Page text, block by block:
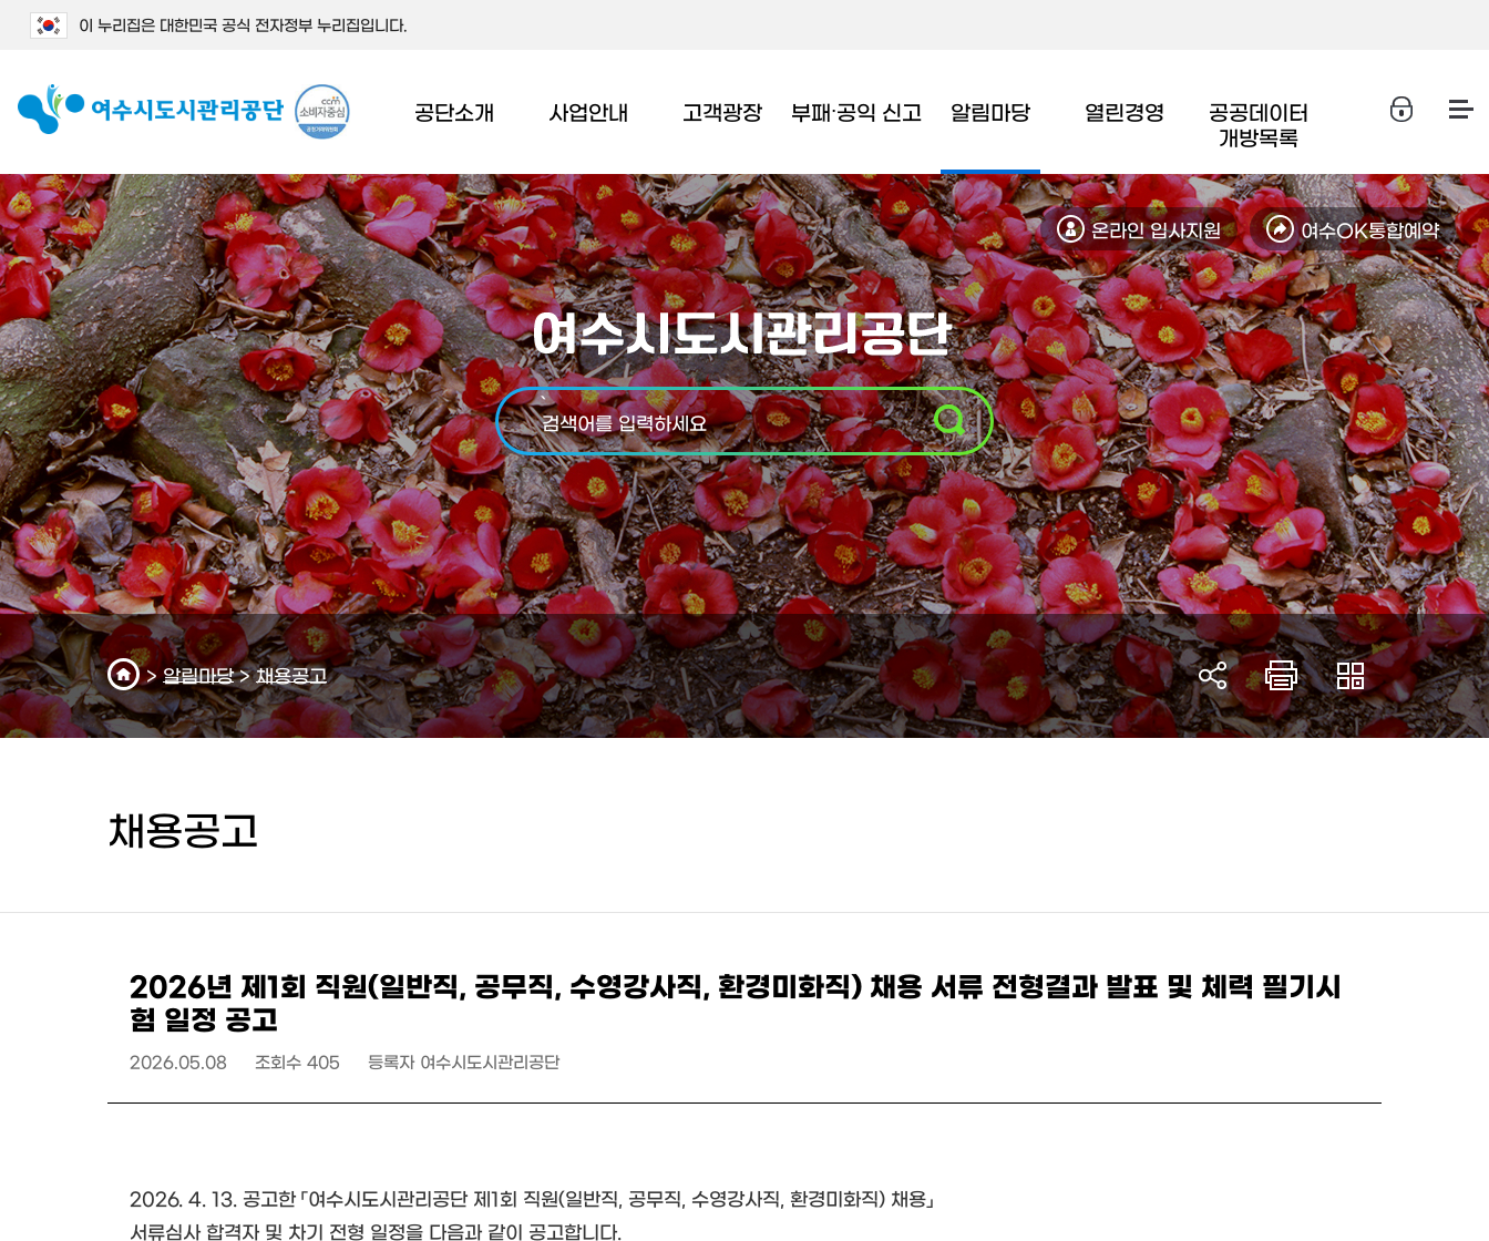
이 누리집은 대한민국 공식 전자정부 누리집입니다.
공단소개 사업안내 고객광장 부패∙공익 신고 알림마당 열린경영
공공데이터
개방목록
온라인 입사지원 여수OK통합예약
`
검색어를 입력하세요
>알림마당>채용공고
채용공고
2026년 제1회 직원(일반직, 공무직, 수영강사직, 환경미화직) 채용 서류 전형결과 발표 및 체력 필기시
험 일정 공고
2026.05.08 조회수 405 등록자 여수시도시관리공단
2026. 4. 13. 공고한 「여수시도시관리공단 제1회 직원(일반직, 공무직, 수영강사직, 환경미화직) 채용」
서류심사 합격자 및 차기 전형 일정을 다음과 같이 공고합니다.